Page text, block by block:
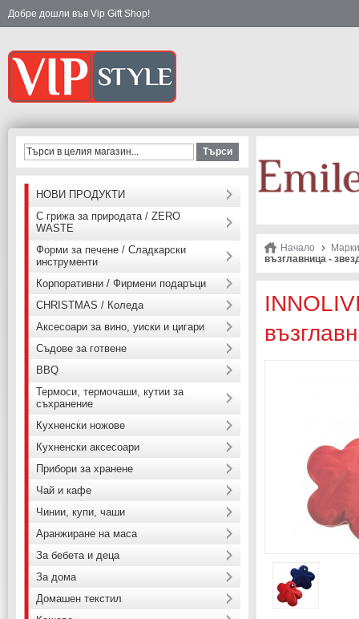
Добре дошли във Vip Gift Shop!
Начало
Марки
възглавница -
Търси
НОВИ ПРОДУКТИ
С грижа за природата / ZERO
WASTE
Форми за печене / Сладкарски
инструменти
Корпоративни / Фирмени подаръци
CHRISTMAS / Коледа
Аксесоари за вино, уиски и цигари
Съдове за готвене
BBQ
Термоси, термочаши, кутии за
съхранение
Кухненски ножове
Кухненски аксесоари
Прибори за хранене
Чай и кафе
Чинии, купи, чаши
Аранжиране на маса
За бебета и деца
За дома
Домашен текстил